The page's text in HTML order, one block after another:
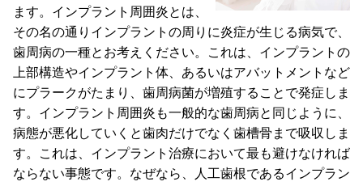
ます。インプラント周囲炎とは、
その名の通りインプラントの周りに炎症が生じる病気で、
歯周病の一種とお考えください。これは、インプラントの
上部構造やインプラント体、あるいはアバットメントなど
にプラークがたまり、歯周病菌が増殖することで発症しま
す。インプラント周囲炎も一般的な歯周病と同じように、
病態が悪化していくと歯肉だけでなく歯槽骨まで吸収しま
す。これは、インプラント治療において最も避けなければ
ならない事態です。なぜなら、人工歯根であるインプラン